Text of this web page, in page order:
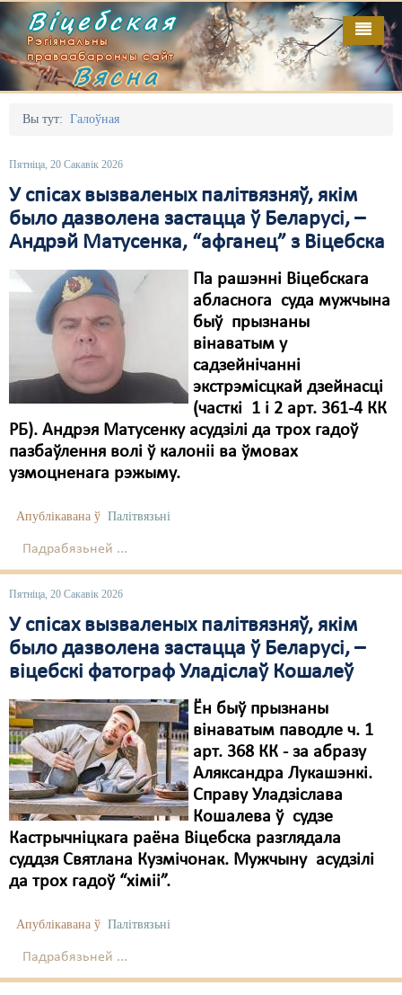
Віцебская
Рэгіянальны
праваабарончы сайт
Вясна
Вы тут: Галоўная
Пятніца, 20 Сакавік 2026
У спісах вызваленых палітвязняў, якім
было дазволена застацца ў Беларусі, –
Андрэй Матусенка, “афганец” з Віцебска
Па рашэнні Віцебскага
абласнога суда мужчына
быў прызнаны
вінаватым у
садзейнічанні
экстрэмісцкай дзейнасці
(часткі 1 і 2 арт. 361-4 КК
РБ). Андрэя Матусенку асудзілі да трох гадоў
пазбаўлення волі ў калоніі ва ўмовах
узмоцненага рэжыму.
Апублікавана ў Палітвязьні
Падрабязьней ...
Пятніца, 20 Сакавік 2026
У спісах вызваленых палітвязняў, якім
было дазволена застацца ў Беларусі, –
віцебскі фатограф Уладіслаў Кошалеў
Ён быў прызнаны
вінаватым паводле ч. 1
арт. 368 КК - за абразу
Аляксандра Лукашэнкі.
Справу Уладзіслава
Кошалева ў судзе
Кастрычніцкага раёна Віцебска разглядала
суддзя Святлана Кузмічонак. Мужчыну асудзілі
да трох гадоў “хіміі”.
Апублікавана ў Палітвязьні
Падрабязьней ...
Галоўная
Адміністрацыйны перасьлед
Безбар'ернае асяродзьдзе
Выбары
Дзяржава
Дыскрымінацыя
Затрыманьні
Карная псыхіятрыя
КПЧ ААН
Культурныя правы
ЛПП
Мігранты
Палітвязьні
Праваабаронцы
Пэнітэнцыярная сыстэма
Распальваньне варожасьці
Рознае
Свабода слова
Свабода сумленьня
Экалёгія
Выданьні
Кантакт
Пра нас